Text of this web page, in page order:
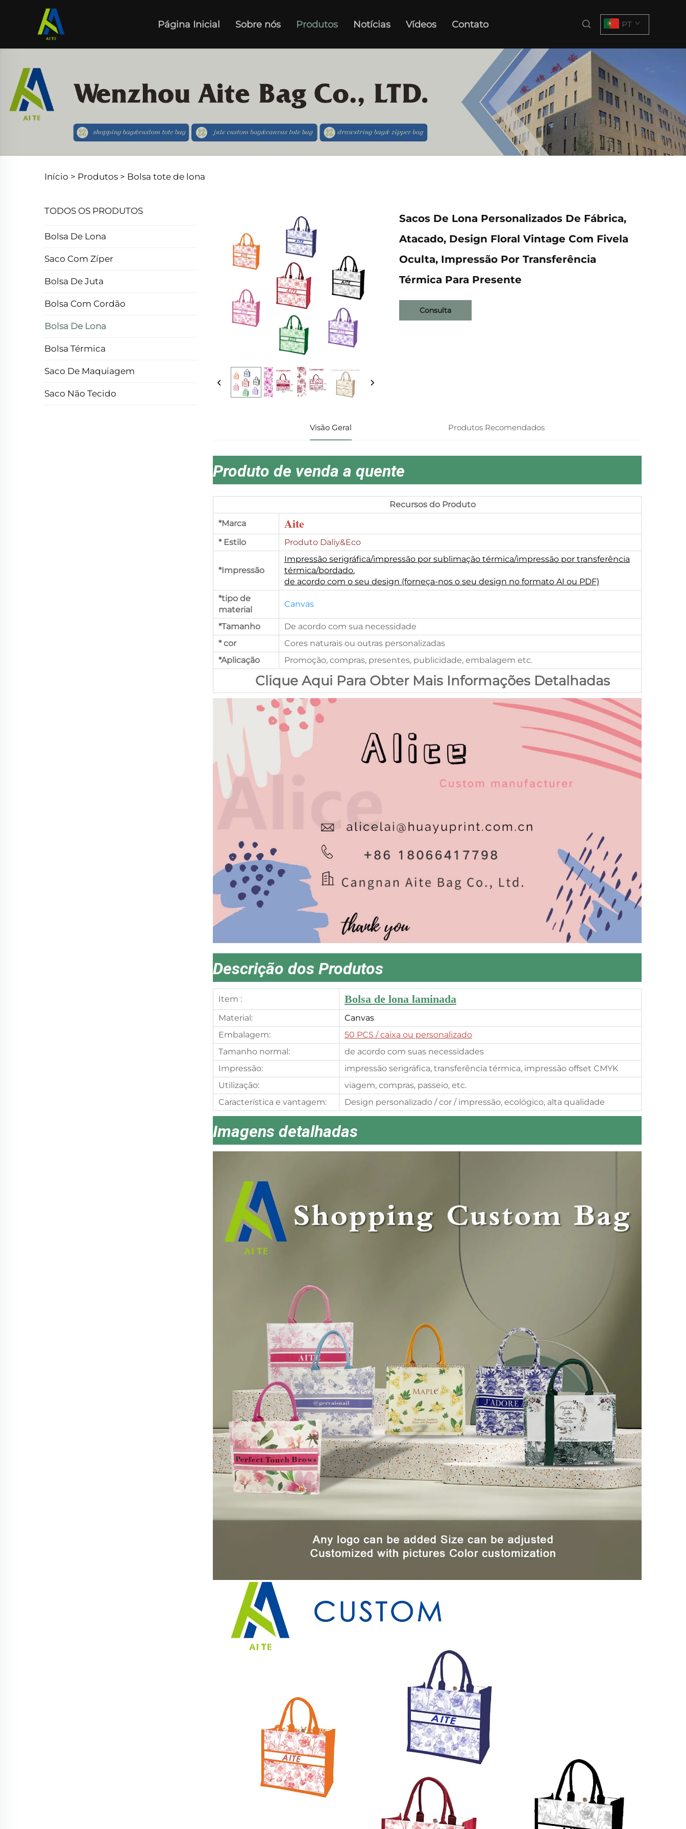
Página Inicial Sobre nós Produtos Notícias Vídeos Contato PT
Início > Produtos > Bolsa tote de lona
TODOS OS PRODUTOS
Bolsa De Lona
Saco Com Zíper
Bolsa De Juta
Bolsa Com Cordão
Bolsa De Lona
Bolsa Térmica
Saco De Maquiagem
Saco Não Tecido
Sacos De Lona Personalizados De Fábrica,
Atacado, Design Floral Vintage Com Fivela
Oculta, Impressão Por Transferência
Térmica Para Presente
Consulta
Visão Geral Produtos Recomendados
Produto de venda a quente
Recursos do Produto
*Marca
Aite
* Estilo Produto Daliy&Eco
*Impressão
Impressão serigráfica/impressão por sublimação térmica/impressão por transferência
térmica/bordado.
de acordo com o seu design (forneça-nos o seu design no formato AI ou PDF)
*tipo de
material
Canvas
*Tamanho
De acordo com sua necessidade
* cor
Cores naturais ou outras personalizadas
*Aplicação
Promoção, compras, presentes, publicidade, embalagem etc.
Clique Aqui Para Obter Mais Informações Detalhadas
Descrição dos Produtos
Item : Bolsa de lona laminada
Material:
Canvas
Embalagem:
50 PCS / caixa ou personalizado
Tamanho normal:
de acordo com suas necessidades
Impressão:
impressão serigráfica, transferência térmica, impressão offset CMYK
Utilização:
viagem, compras, passeio, etc.
Característica e vantagem:
Design personalizado / cor / impressão, ecológico, alta qualidade
Imagens detalhadas